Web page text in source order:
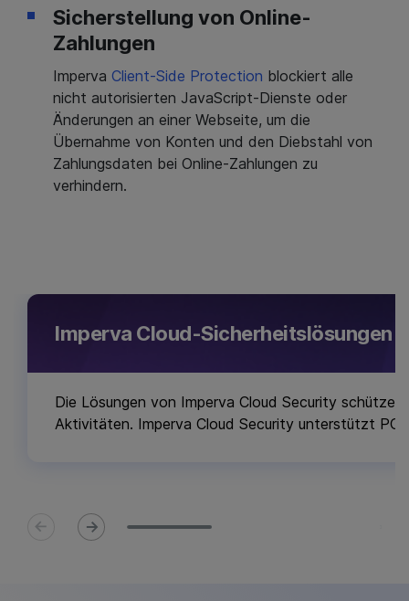
Sicherstellung von Online-
Zahlungen
Imperva Client-Side Protection blockiert alle
nicht autorisierten JavaScript-Dienste oder
Änderungen an einer Webseite, um die
Übernahme von Konten und den Diebstahl von
Zahlungsdaten bei Online-Zahlungen zu
verhindern.
Imperva Cloud-Sicherheitslösungen
Die Lösungen von Imperva Cloud Security
Aktivitäten. Imperva Cloud Security unterstützt